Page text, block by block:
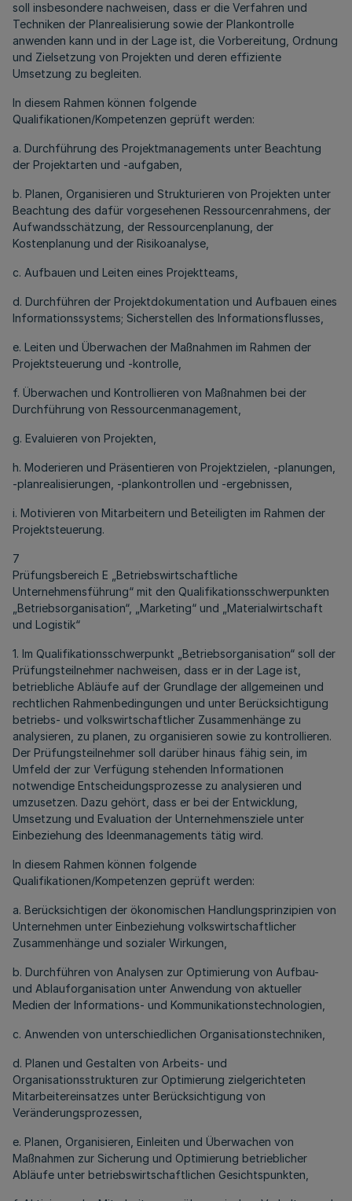
soll insbesondere nachweisen, dass er die Verfahren und
Techniken der Planrealisierung sowie der Plankontrolle
anwenden kann und in der Lage ist, die Vorbereitung, Ordnung
und Zielsetzung von Projekten und deren effiziente
Umsetzung zu begleiten.
In diesem Rahmen können folgende
Qualifikationen/Kompetenzen geprüft werden:
a. Durchführung des Projektmanagements unter Beachtung
der Projektarten und -aufgaben,
b. Planen, Organisieren und Strukturieren von Projekten unter
Beachtung des dafür vorgesehenen Ressourcenrahmens, der
Aufwandsschätzung, der Ressourcenplanung, der
Kostenplanung und der Risikoanalyse,
c. Aufbauen und Leiten eines Projektteams,
d. Durchführen der Projektdokumentation und Aufbauen eines
Informationssystems; Sicherstellen des Informationsflusses,
e. Leiten und Überwachen der Maßnahmen im Rahmen der
Projektsteuerung und -kontrolle,
f. Überwachen und Kontrollieren von Maßnahmen bei der
Durchführung von Ressourcenmanagement,
g. Evaluieren von Projekten,
h. Moderieren und Präsentieren von Projektzielen, -planungen,
-planrealisierungen, -plankontrollen und -ergebnissen,
i. Motivieren von Mitarbeitern und Beteiligten im Rahmen der
Projektsteuerung.
7
Prüfungsbereich E „Betriebswirtschaftliche
Unternehmensführung“ mit den Qualifikationsschwerpunkten
„Betriebsorganisation“, „Marketing“ und „Materialwirtschaft
und Logistik“
1. Im Qualifikationsschwerpunkt „Betriebsorganisation“ soll der
Prüfungsteilnehmer nachweisen, dass er in der Lage ist,
betriebliche Abläufe auf der Grundlage der allgemeinen und
rechtlichen Rahmenbedingungen und unter Berücksichtigung
betriebs- und volkswirtschaftlicher Zusammenhänge zu
analysieren, zu planen, zu organisieren sowie zu kontrollieren.
Der Prüfungsteilnehmer soll darüber hinaus fähig sein, im
Umfeld der zur Verfügung stehenden Informationen
notwendige Entscheidungsprozesse zu analysieren und
umzusetzen. Dazu gehört, dass er bei der Entwicklung,
Umsetzung und Evaluation der Unternehmensziele unter
Einbeziehung des Ideenmanagements tätig wird.
In diesem Rahmen können folgende
Qualifikationen/Kompetenzen geprüft werden:
a. Berücksichtigen der ökonomischen Handlungsprinzipien von
Unternehmen unter Einbeziehung volkswirtschaftlicher
Zusammenhänge und sozialer Wirkungen,
b. Durchführen von Analysen zur Optimierung von Aufbau-
und Ablauforganisation unter Anwendung von aktueller
Medien der Informations- und Kommunikationstechnologien,
c. Anwenden von unterschiedlichen Organisationstechniken,
d. Planen und Gestalten von Arbeits- und
Organisationsstrukturen zur Optimierung zielgerichteten
Mitarbeitereinsatzes unter Berücksichtigung von
Veränderungsprozessen,
e. Planen, Organisieren, Einleiten und Überwachen von
Maßnahmen zur Sicherung und Optimierung betrieblicher
Abläufe unter betriebswirtschaftlichen Gesichtspunkten,